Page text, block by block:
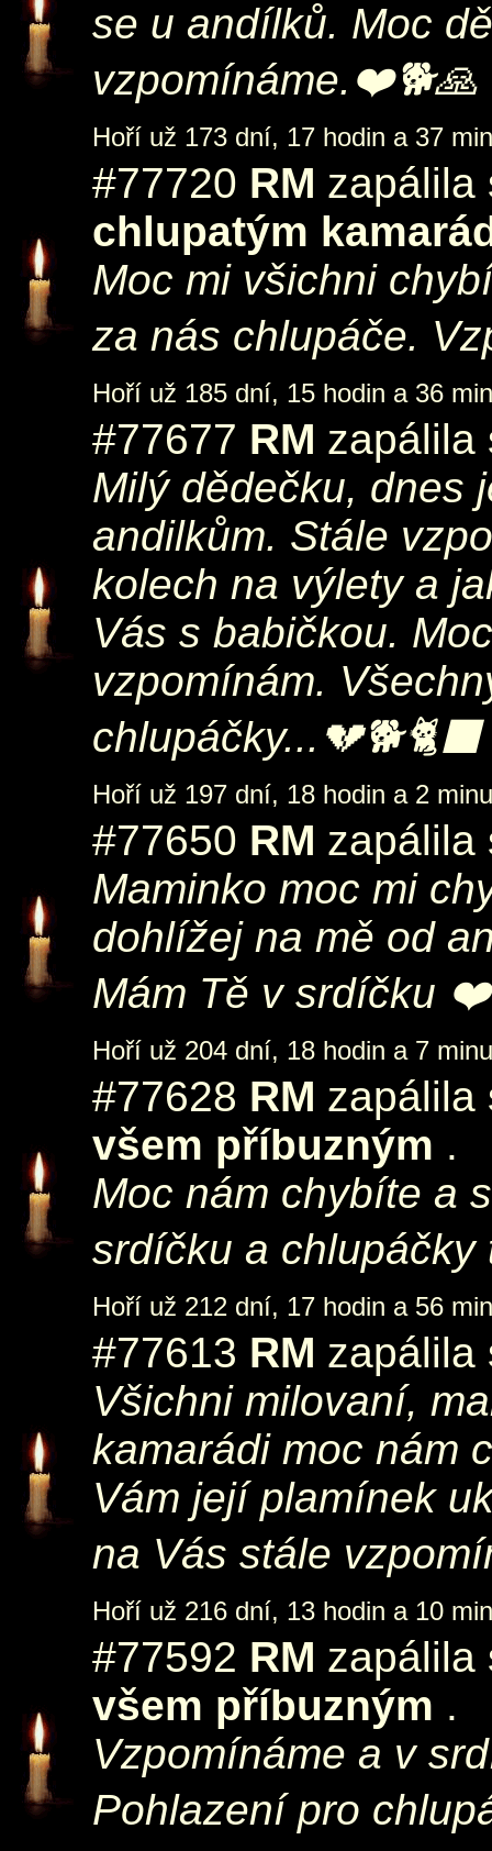
se u andílků. Moc
vzpomínáme.❤️🐕🙏
Hoří už 173 dní, 17 hodin a 37
#77720 RM
chlupatým
Moc mi všichni
za nás chlupáče.
Hoří už 185 dní, 15 hodin a 36
#77677 RM
Milý dědečku, dnes
andilkům. Stále
kolech na výlety a
Vás s babičkou.
vzpomínám.
chlupáčky...💔🐕🐈‍⬛
Hoří už 197 dní, 18 hodin a 2
#77650 RM
Maminko moc mi
dohlížej na mě od
Mám Tě v srdíčku
Hoří už 204 dní, 18 hodin a 7
#77628 RM
všem příbuzným .
Moc nám chybíte a
srdíčku a
Hoří už 212 dní, 17 hodin a 56
#77613 RM
Všichni milovaní,
kamarádi moc nám
Vám její plamínek
na Vás stále
Hoří už 216 dní, 13 hodin a 10
#77592 RM
všem příbuzným .
Vzpomínáme a v
Pohlazení pro